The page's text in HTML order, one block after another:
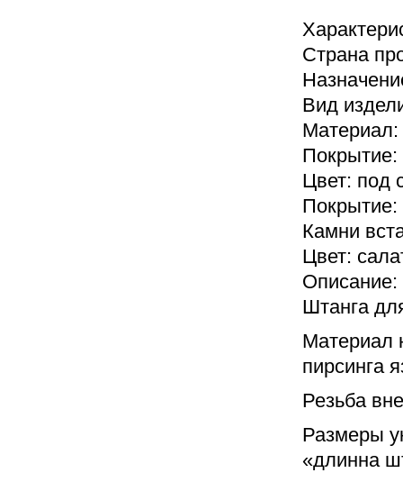
Страна
Вид
Материал:
Покрытие:
Цвет: под
Камни
Цвет:
Описание:
Штанга
Материал
пирсинга
Резьба
Размеры
«длинна